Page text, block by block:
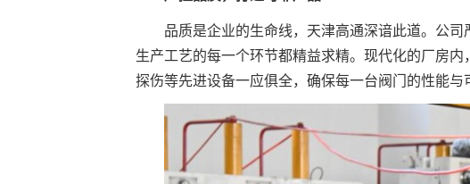
品质是企业的生命线，天津高通深谙此道。公
生产工艺的每一个环节都精益求精。现代化的厂房
探伤等先进设备一应俱全，确保每一台阀门的性能与